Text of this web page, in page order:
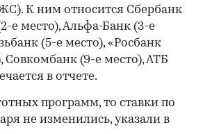
/ 00:00
К ним относится Сбербанк
е место), Альфа-Банк (3-е
(5-е место), «Росбанк
Совкомбанк (9-е место), АТБ
в отчете.
программ, то ставки по
не изменились, указали в